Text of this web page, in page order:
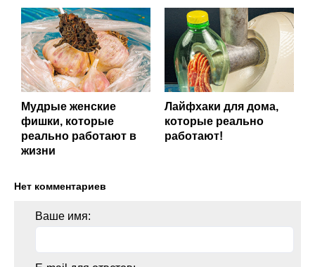
Мудрые женские
фишки, которые
реально работают в
жизни
Лайфхаки для дома,
которые реально
работают!
Нет комментариев
Ваше имя: